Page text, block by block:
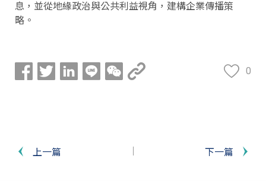
息，並從地緣政治與公共利益視角，建構企業傳播策
略。
0
上一篇 下一篇